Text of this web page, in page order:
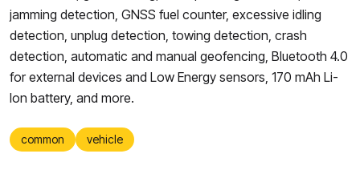
jamming detection, GNSS fuel counter, excessive idling
detection, unplug detection, towing detection, crash
detection, automatic and manual geofencing, Bluetooth 4.0
for external devices and Low Energy sensors, 170 mAh Li-
Ion battery, and more.
common vehicle